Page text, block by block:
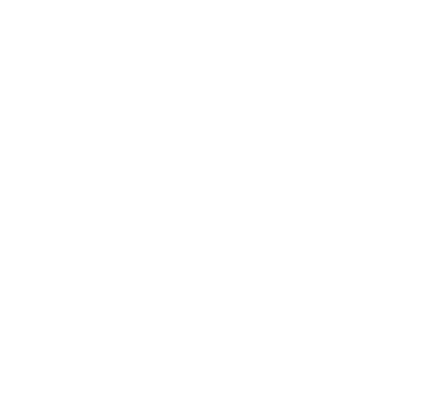
profesionálov k vašim službám.
s dezinfekčným systémom využívajúcim elektrolýzu, hojdacie siete a
určený na oslavy a rokovania, dostupnosť si môžete overiť
a všetky spoločné priestory sú prístupné pre osoby so zdravotným
klimatických podmienok. Jazyky: angličtina.